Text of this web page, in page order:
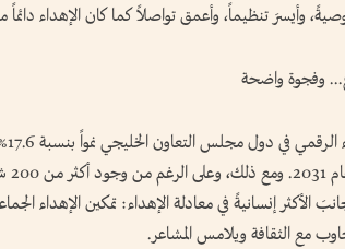
وأيسرَ تنظيماً، وأعمق تواصلاً كما كان الإهداء
وفجوة واضحة
الأكثر إنسانيةً في معادلة الإهداء: تمكين الإهداء
مع الثقافة ويلامس المشاعر.